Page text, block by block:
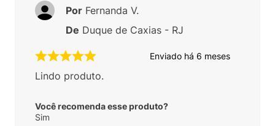
Enviado há 6 meses
Lindo produto.
Você recomenda esse produto?
Sim
Por Fernanda V.
De Duque de Caxias - RJ